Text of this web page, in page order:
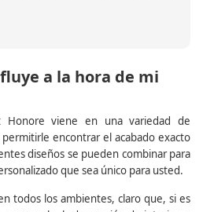
a la hora de mi
Honore viene en una variedad de
encontrar el acabado exacto
diseños se pueden combinar para
que sea único para usted.
todos los ambientes, claro que, si es